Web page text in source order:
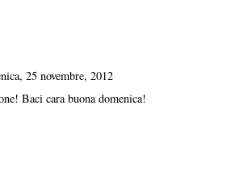
25 novembre, 2012
Baci cara buona domenica!